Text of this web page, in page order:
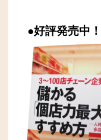
●好評発売中！